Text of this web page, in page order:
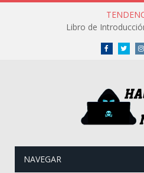
Libro de
FacebookTwitter
NAVEGAR